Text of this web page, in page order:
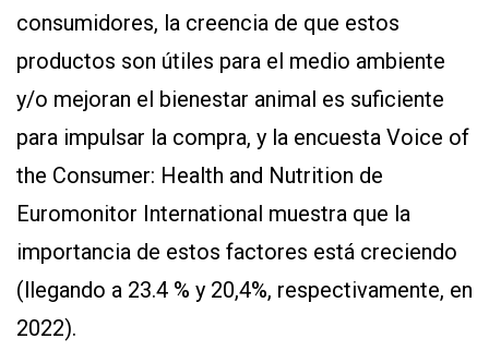
consumidores, la creencia de que estos
productos son útiles para el medio ambiente
y/o mejoran el bienestar animal es suficiente
para impulsar la compra, y la encuesta Voice of
the Consumer: Health and Nutrition de
Euromonitor International muestra que la
importancia de estos factores está creciendo
(llegando a 23.4 % y 20,4%, respectivamente, en
2022).